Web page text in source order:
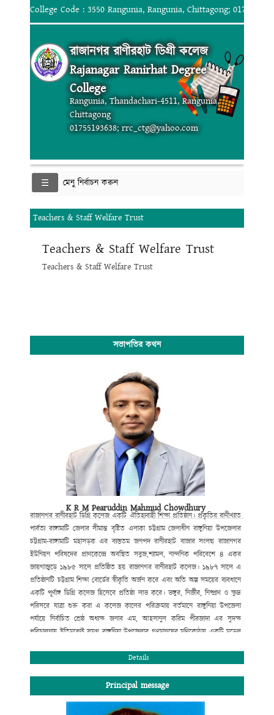
College Code : 3550 Rangunia, Rangunia, Chittagong;
রাজানগর রাণীরহাট ডিগ্রী কলেজ
Rajanagar Ranirhat Degree
College
Rangunia, Thandachari-4511, Rangunia,
Chittagong
01755193638; rrc_ctg@yahoo.com
মেনু নির্বাচন করুন
Teachers & Staff Welfare Trust
Teachers & Staff Welfare Trust
Teachers & Staff Welfare Trust
সভাপতির কথন
K R M Pearuddin Mahmud Chowdhury
রাজানগর রানীরহাট ডিগ্রি কলেজ একটি ঐতিহ্যবাহী শিক্ষা প্রতিষ্ঠান। প্রকৃতির রাণীখ্যাত
পার্বত্য রাঙ্গামাটি জেলার সীমান্ত বৃষ্টিত এলাকা চট্টগ্রাম জেলাধীন রাঙ্গুনিয়া উপজেলার
চট্টগ্রাম-রাঙ্গামাটি মহাসড়ক এর ব্যস্ততম জনপদ রানীরহাট বাজার সংলগ্ন রাজানগর
ইউনিয়ন পরিষদের প্রাণকেন্দ্রে অবস্থিত সবুজ,শ্যামল, নান্দনিক পরিবেশে ৪ একর
জায়গাজুড়ে ১৯৮৫ সালে প্রতিষ্ঠিত হয় রাজানগর রানীরহাট কলেজ। ১৯৮৭ সালে এ
প্রতিষ্ঠানটি চট্টগ্রাম শিক্ষা বোর্ডের স্বীকৃতি অর্জন করে এবং অতি অল্প সময়ের ব্যবধানে
একটি পূর্ণাঙ্গ ডিগ্রি কলেজ হিসেবে প্রতিষ্ঠা লাভ করে। ভঙ্গুর, নির্জীব, নিষ্প্রাণ ও ক্ষুদ্র
পরিসরে যাত্রা শুরু করা এ কলেজ কালের পরিক্রমায় বর্তমানে রাঙ্গুনিয়া উপজেলা
পর্যায়ে নির্বাচিত শ্রেষ্ঠ অধ্যক্ষ জনাব এম, আহসানুল করিম পীরজাদা এর সুদক্ষ
পরিচালনায় ইতিমধ্যেই সমগ্র রাঙ্গুনিয়া উপজেলার গণমানুষের মণিকোঠায় একটি মডেল
পরিবেশ এখানে রচিত হয়েছে বহু মানুষের ত্যাগে, শ্রমে ও মেধায়। বোর্ড ও
প্রমাণ আমরা প্রতিনিয়ত পাচ্ছি। তাই দেশ ও দশের কল্যাণব্রতে স্নিগ্ধ মানব সন্তান
আমাদের আজ একান্তভাবে কাম্য। তারাই গড়বে আমাদের কাঙ্খিত সোনার বাংলাদেশ।
শিক্ষা আজ পণ্যে রূপান্তরিত হয়েছে। অনেক প্রতিষ্ঠান ডিগ্রি বিক্রি করে মুনাফা লুটে
Details
Principal message